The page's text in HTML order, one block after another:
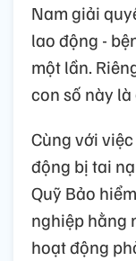
Nam giải
lao động -
một lần.
con số này
Cùng với
động bị tai
Quỹ Bảo
nghiệp hằng
hoạt động